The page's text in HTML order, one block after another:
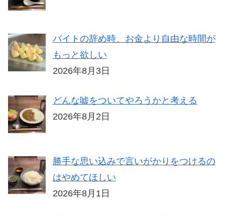
バイトの辞め時、お金より自由な時間が
もっと欲しい
2026年8月3日
どんな嘘をついてやろうかと考える
2026年8月2日
勝手な思い込みで言いがかりをつけるの
はやめてほしい
2026年8月1日